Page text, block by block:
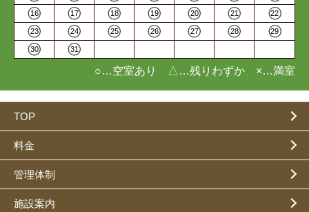
16 17 18 19 20 21 22
23 24 25 26 27 28 29
30 31
○…空室あり △…残りわずか ×…満室
TOP
料金
管理体制
施設案内